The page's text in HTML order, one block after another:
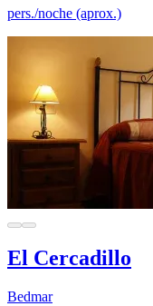
pers./noche (aprox.)
El Cercadillo
Bedmar